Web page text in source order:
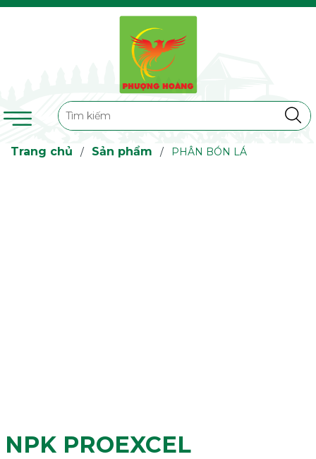
Trang chủ / Sản phẩm / PHÂN BÓN LÁ
NPK PROEXCEL